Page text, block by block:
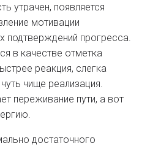
утрачен, появляется
мотивации
подтверждений прогресса.
в качестве отметка
реакция, слегка
чище реализация.
переживание пути, а вот
достаточного